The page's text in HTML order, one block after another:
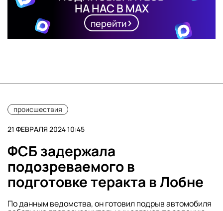
НА НАС В MAX
перейти
происшествия
21 ФЕВРАЛЯ 2024 10:45
ФСБ задержала
подозреваемого в
подготовке теракта в Лобне
По данным ведомства, он готовил подрыв автомобиля